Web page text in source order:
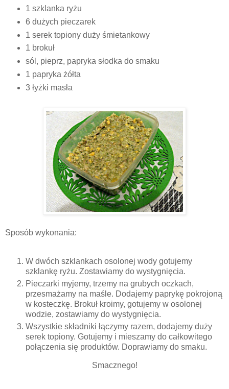
1 szklanka ryżu
6 dużych pieczarek
1 serek topiony duży śmietankowy
1 brokuł
sól, pieprz, papryka słodka do smaku
1 papryka żółta
3 łyżki masła
Sposób wykonania:
W dwóch szklankach osolonej wody gotujemy
szklankę ryżu. Zostawiamy do wystygnięcia.
Pieczarki myjemy, trzemy na grubych oczkach,
przesmażamy na maśle. Dodajemy paprykę pokrojoną
w kosteczkę. Brokuł kroimy, gotujemy w osolonej
wodzie, zostawiamy do wystygnięcia.
Wszystkie składniki łączymy razem, dodajemy duży
serek topiony. Gotujemy i mieszamy do całkowitego
połączenia się produktów. Doprawiamy do smaku.
Smacznego!